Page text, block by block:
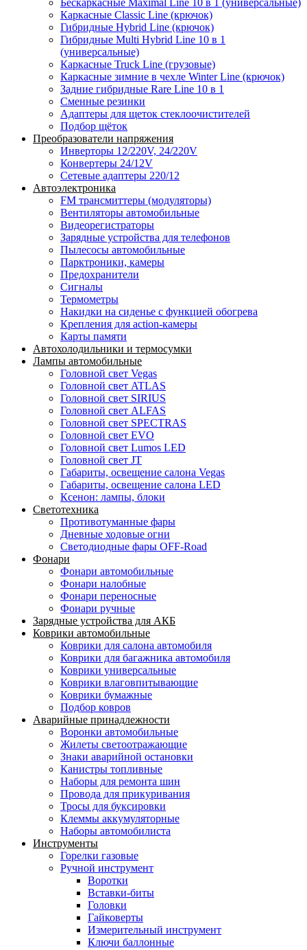
Бескаркасные Maximal Line 10 в 1 (универсальные)
Каркасные Classic Line (крючок)
Гибридные Hybrid Line (крючок)
Гибридные Multi Hybrid Line 10 в 1
(универсальные)
Каркасные Truck Line (грузовые)
Каркасные зимние в чехле Winter Line (крючок)
Задние гибридные Rare Line 10 в 1
Сменные резинки
Адаптеры для щеток стеклоочистителей
Подбор щёток
Преобразователи напряжения
Инверторы 12/220V, 24/220V
Конвертеры 24/12V
Сетевые адаптеры 220/12
Автоэлектроника
FM трансмиттеры (модуляторы)
Вентиляторы автомобильные
Видеорегистраторы
Зарядные устройства для телефонов
Пылесосы автомобильные
Парктроники, камеры
Предохранители
Сигналы
Термометры
Накидки на сиденье с функцией обогрева
Крепления для action-камеры
Карты памяти
Автохолодильники и термосумки
Лампы автомобильные
Головной свет Vegas
Головной свет ATLAS
Головной свет SIRIUS
Головной свет ALFAS
Головной свет SPECTRAS
Головной свет EVO
Головной свет Lumos LED
Головной свет JT
Габариты, освещение салона Vegas
Габариты, освещение салона LED
Ксенон: лампы, блоки
Светотехника
Противотуманные фары
Дневные ходовые огни
Светодиодные фары OFF-Road
Фонари
Фонари автомобильные
Фонари налобные
Фонари переносные
Фонари ручные
Зарядные устройства для АКБ
Коврики автомобильные
Коврики для салона автомобиля
Коврики для багажника автомобиля
Коврики универсальные
Коврики влаговпитывающие
Коврики бумажные
Подбор ковров
Аварийные принадлежности
Воронки автомобильные
Жилеты светоотражающие
Знаки аварийной остановки
Канистры топливные
Наборы для ремонта шин
Провода для прикуривания
Тросы для буксировки
Клеммы аккумуляторные
Наборы автомобилиста
Инструменты
Горелки газовые
Ручной инструмент
Воротки
Вставки-биты
Головки
Гайковерты
Измерительный инструмент
Ключи баллонные